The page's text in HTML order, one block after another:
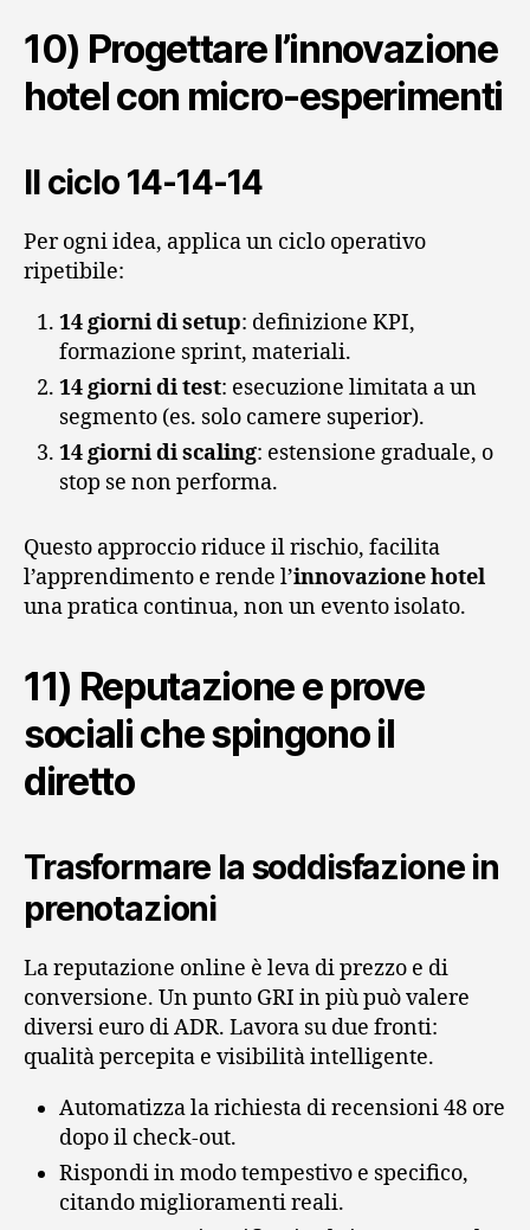
10) Progettare l’innovazione
hotel con micro‑esperimenti
Il ciclo 14‑14‑14
Per ogni idea, applica un ciclo operativo
ripetibile:
14 giorni di setup: definizione KPI,
formazione sprint, materiali.
14 giorni di test: esecuzione limitata a un
segmento (es. solo camere superior).
14 giorni di scaling: estensione graduale, o
stop se non performa.
Questo approccio riduce il rischio, facilita
l’apprendimento e rende l’innovazione hotel
una pratica continua, non un evento isolato.
11) Reputazione e prove
sociali che spingono il
diretto
Trasformare la soddisfazione in
prenotazioni
La reputazione online è leva di prezzo e di
conversione. Un punto GRI in più può valere
diversi euro di ADR. Lavora su due fronti:
qualità percepita e visibilità intelligente.
Automatizza la richiesta di recensioni 48 ore
dopo il check‑out.
Rispondi in modo tempestivo e specifico,
citando miglioramenti reali.